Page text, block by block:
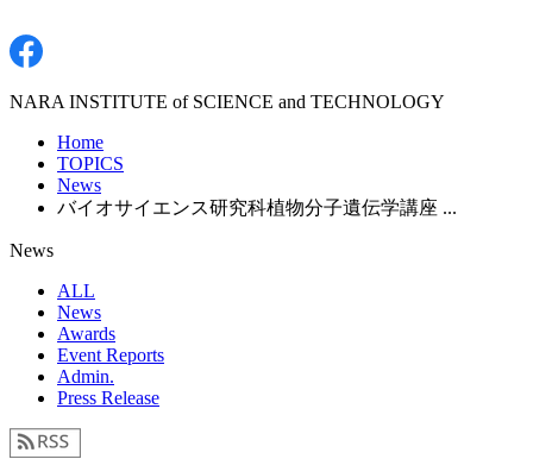
NARA INSTITUTE of SCIENCE and TECHNOLOGY
Home
TOPICS
News
バイオサイエンス研究科植物分子遺伝学講座 ...
News
ALL
News
Awards
Event Reports
Admin.
Press Release